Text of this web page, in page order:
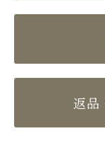
返品